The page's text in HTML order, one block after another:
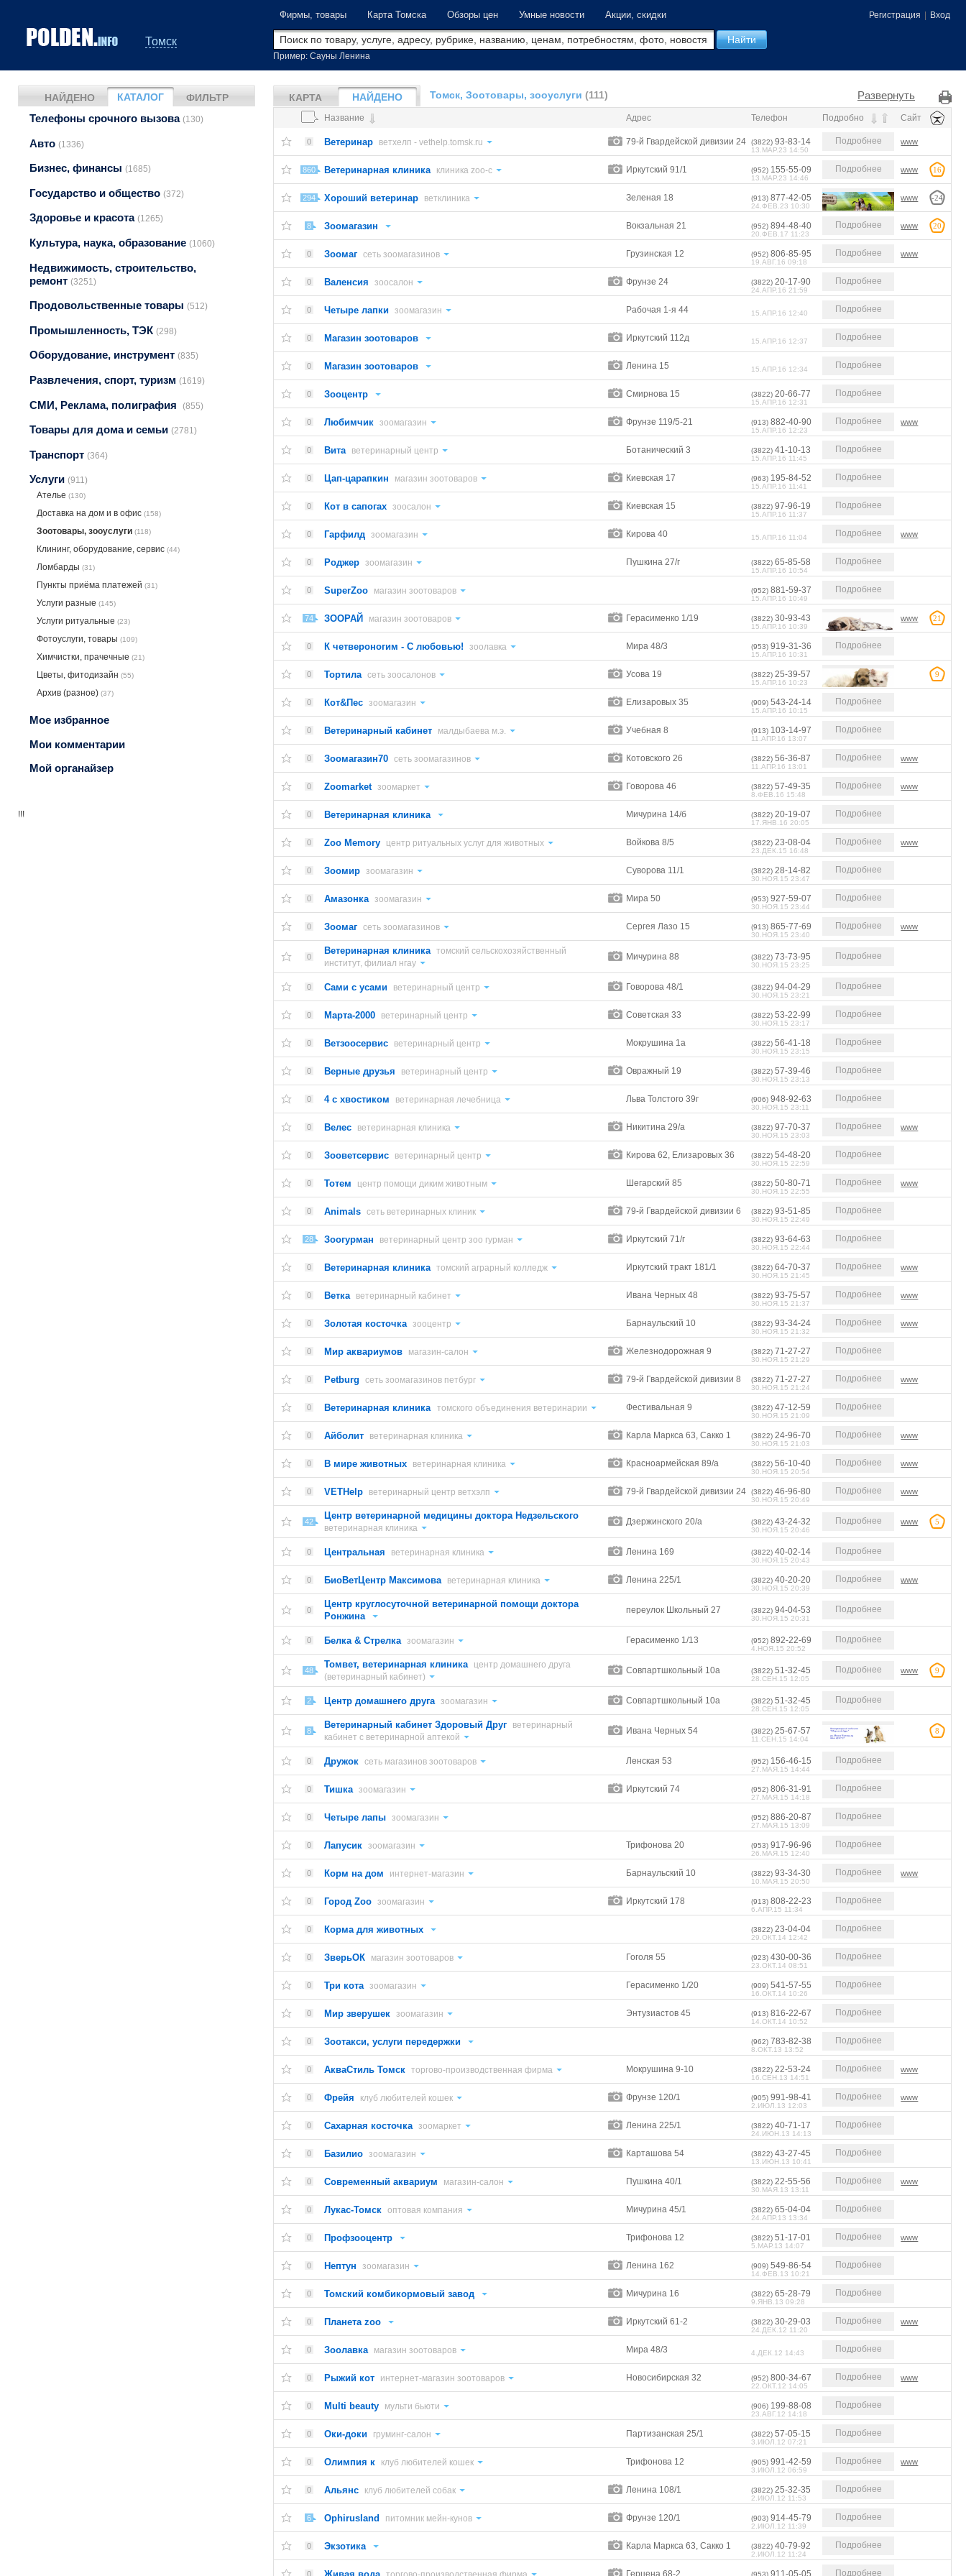
Томск
Регистрация Вход
Фирмы, товары Карта Томска Обзоры цен Умные новости Акции, скидки
Пример: Сауны Ленина
НАЙДЕНО КАТАЛОГ ФИЛЬТР
Телефоны срочного вызова (130)
Авто (1336)
Бизнес, финансы (1685)
Государство и общество (372)
Здоровье и красота (1265)
Культура, наука, образование (1060)
Недвижимость, строительство,
ремонт (3251)
Продовольственные товары (512)
Промышленность, ТЭК (298)
Оборудование, инструмент (835)
Развлечения, спорт, туризм (1619)
СМИ, Реклама, полиграфия (855)
Товары для дома и семьи (2781)
Транспорт (364)
Услуги (911)
Ателье (130)
Доставка на дом и в офис (158)
Зоотовары, зооуслуги (118)
Клининг, оборудование, сервис (44)
Ломбарды (31)
Пункты приёма платежей (31)
Услуги разные (145)
Услуги ритуальные (23)
Фотоуслуги, товары (109)
Химчистки, прачечные (21)
Цветы, фитодизайн (55)
Архив (разное) (37)
Мое избранное
Мои комментарии
Мой органайзер
!!!
Развернуть
КАРТА НАЙДЕНО Томск, Зоотовары, зооуслуги (111)
Название Адрес Телефон Подробно Сайт
0 Ветеринар ветхелп - vethelp.tomsk.ru 79-й Гвардейской дивизии 24 (3822) 93-83-14
13.МАР.23 14:50
Подробнее www
860 Ветеринарная клиника клиника zoo-c Иркутский 91/1 (952) 155-55-09
13.МАР.23 14:46
Подробнее www 16
294 Хороший ветеринар ветклиника Зеленая 18 (913) 877-42-05
24.ФЕВ.23 10:30
www -24
8 Зоомагазин Вокзальная 21 (952) 894-48-40
20.ФЕВ.17 11:23
Подробнее www 20
0 Зоомаг сеть зоомагазинов Грузинская 12 (952) 806-85-95
19.АВГ.16 09:18
Подробнее www
0 Валенсия зоосалон Фрунзе 24 (3822) 20-17-90
24.АПР.16 21:59
Подробнее
0 Четыре лапки зоомагазин Рабочая 1-я 44 15.АПР.16 12:40 Подробнее
0 Магазин зоотоваров Иркутский 112д 15.АПР.16 12:37 Подробнее
0 Магазин зоотоваров Ленина 15 15.АПР.16 12:34 Подробнее
0 Зооцентр Смирнова 15 (3822) 20-66-77
15.АПР.16 12:31
Подробнее
0 Любимчик зоомагазин Фрунзе 119/5-21 (913) 882-40-90
15.АПР.16 12:23
Подробнее www
0 Вита ветеринарный центр Ботанический 3 (3822) 41-10-13
15.АПР.16 11:45
Подробнее
0 Цап-царапкин магазин зоотоваров Киевская 17 (963) 195-84-52
15.АПР.16 11:41
Подробнее
0 Кот в сапогах зоосалон Киевская 15 (3822) 97-96-19
15.АПР.16 11:37
Подробнее
0 Гарфилд зоомагазин Кирова 40 15.АПР.16 11:04 Подробнее www
0 Роджер зоомагазин Пушкина 27/г (3822) 65-85-58
15.АПР.16 10:54
Подробнее
0 SuperZoo магазин зоотоваров (952) 881-59-37
15.АПР.16 10:49
Подробнее
74 ЗООРАЙ магазин зоотоваров Герасименко 1/19 (3822) 30-93-43
15.АПР.16 10:39
www 21
0 К четвероногим - С любовью! зоолавка Мира 48/3 (953) 919-31-36
15.АПР.16 10:31
Подробнее
0 Тортила сеть зоосалонов Усова 19 (3822) 25-39-57
15.АПР.16 10:23
9
0 Кот&Пес зоомагазин Елизаровых 35 (909) 543-24-14
15.АПР.16 10:15
Подробнее
0 Ветеринарный кабинет малдыбаева м.э. Учебная 8 (913) 103-14-97
11.АПР.16 13:07
Подробнее
0 Зоомагазин70 сеть зоомагазинов Котовского 26 (3822) 56-36-87
11.АПР.16 13:01
Подробнее www
0 Zoomarket зоомаркет Говорова 46 (3822) 57-49-35
8.ФЕВ.16 15:48
Подробнее www
0 Ветеринарная клиника Мичурина 14/б (3822) 20-19-07
17.ЯНВ.16 20:05
Подробнее
0 Zoo Memory центр ритуальных услуг для животных Войкова 8/5 (3822) 23-08-04
23.ДЕК.15 16:48
Подробнее www
0 Зоомир зоомагазин Суворова 11/1 (3822) 28-14-82
30.НОЯ.15 23:47
Подробнее
0 Амазонка зоомагазин Мира 50 (953) 927-59-07
30.НОЯ.15 23:44
Подробнее
0 Зоомаг сеть зоомагазинов Сергея Лазо 15 (913) 865-77-69
30.НОЯ.15 23:40
Подробнее www
0
Ветеринарная клиника томский сельскохозяйственный
институт, филиал нгау
Мичурина 88 (3822) 73-73-95
30.НОЯ.15 23:25
Подробнее
0 Сами с усами ветеринарный центр Говорова 48/1 (3822) 94-04-29
30.НОЯ.15 23:21
Подробнее
0 Марта-2000 ветеринарный центр Советская 33 (3822) 53-22-99
30.НОЯ.15 23:17
Подробнее
0 Ветзоосервис ветеринарный центр Мокрушина 1а (3822) 56-41-18
30.НОЯ.15 23:15
Подробнее
0 Верные друзья ветеринарный центр Овражный 19 (3822) 57-39-46
30.НОЯ.15 23:13
Подробнее
0 4 с хвостиком ветеринарная лечебница Льва Толстого 39г (906) 948-92-63
30.НОЯ.15 23:11
Подробнее
0 Велес ветеринарная клиника Никитина 29/а (3822) 97-70-37
30.НОЯ.15 23:03
Подробнее www
0 Зооветсервис ветеринарный центр Кирова 62, Елизаровых 36 (3822) 54-48-20
30.НОЯ.15 22:59
Подробнее
0 Тотем центр помощи диким животным Шегарский 85 (3822) 50-80-71
30.НОЯ.15 22:55
Подробнее www
0 Animals сеть ветеринарных клиник 79-й Гвардейской дивизии 6 (3822) 93-51-85
30.НОЯ.15 22:49
Подробнее
28 Зоогурман ветеринарный центр зоо гурман Иркутский 71/г (3822) 93-64-63
30.НОЯ.15 22:44
Подробнее
0 Ветеринарная клиника томский аграрный колледж Иркутский тракт 181/1 (3822) 64-70-37
30.НОЯ.15 21:45
Подробнее www
0 Ветка ветеринарный кабинет Ивана Черных 48 (3822) 93-75-57
30.НОЯ.15 21:37
Подробнее www
0 Золотая косточка зооцентр Барнаульский 10 (3822) 93-34-24
30.НОЯ.15 21:32
Подробнее www
0 Мир аквариумов магазин-салон Железнодорожная 9 (3822) 71-27-27
30.НОЯ.15 21:29
Подробнее
0 Petburg сеть зоомагазинов петбург 79-й Гвардейской дивизии 8 (3822) 71-27-27
30.НОЯ.15 21:24
Подробнее www
0 Ветеринарная клиника томского объединения ветеринарии Фестивальная 9 (3822) 47-12-59
30.НОЯ.15 21:09
Подробнее
0 Айболит ветеринарная клиника Карла Маркса 63, Сакко 1 (3822) 24-96-70
30.НОЯ.15 21:03
Подробнее www
0 В мире животных ветеринарная клиника Красноармейская 89/а (3822) 56-10-40
30.НОЯ.15 20:54
Подробнее www
0 VETHelp ветеринарный центр ветхэлп 79-й Гвардейской дивизии 24 (3822) 46-96-80
30.НОЯ.15 20:49
Подробнее www
42
Центр ветеринарной медицины доктора Недзельского
ветеринарная клиника
Дзержинского 20/а (3822) 43-24-32
30.НОЯ.15 20:46
Подробнее www 5
0 Центральная ветеринарная клиника Ленина 169 (3822) 40-02-14
30.НОЯ.15 20:43
Подробнее
0 БиоВетЦентр Максимова ветеринарная клиника Ленина 225/1 (3822) 40-20-20
30.НОЯ.15 20:39
Подробнее www
0
Центр круглосуточной ветеринарной помощи доктора
Ронжина
переулок Школьный 27 (3822) 94-04-53
30.НОЯ.15 20:31
Подробнее
0 Белка & Стрелка зоомагазин Герасименко 1/13 (952) 892-22-69
4.НОЯ.15 20:52
Подробнее
48
Томвет, ветеринарная клиника
центр домашнего друга
(ветеринарный кабинет)
Совпартшкольный 10а (3822) 51-32-45
28.СЕН.15 12:05
Подробнее www 9
2 Центр домашнего друга зоомагазин Совпартшкольный 10а (3822) 51-32-45
28.СЕН.15 12:05
Подробнее
8
Ветеринарный кабинет Здоровый Друг
ветеринарный
кабинет с ветеринарной аптекой
Ивана Черных 54 (3822) 25-67-57
11.СЕН.15 14:04
8
0 Дружок сеть магазинов зоотоваров Ленская 53 (952) 156-46-15
27.МАЯ.15 14:44
Подробнее
0 Тишка зоомагазин Иркутский 74 (952) 806-31-91
27.МАЯ.15 14:18
Подробнее
0 Четыре лапы зоомагазин (952) 886-20-87
27.МАЯ.15 13:09
Подробнее
0 Лапусик зоомагазин Трифонова 20 (953) 917-96-96
26.МАЯ.15 12:40
Подробнее
0 Корм на дом интернет-магазин Барнаульский 10 (3822) 93-34-30
10.МАЯ.15 20:50
Подробнее www
0 Город Zoo зоомагазин Иркутский 178 (913) 808-22-23
6.АПР.15 11:34
Подробнее
0 Корма для животных (3822) 23-04-04
29.ОКТ.14 12:42
Подробнее
0 ЗверьОК магазин зоотоваров Гоголя 55 (923) 430-00-36
23.ОКТ.14 08:51
Подробнее
0 Три кота зоомагазин Герасименко 1/20 (909) 541-57-55
16.ОКТ.14 10:26
Подробнее
0 Мир зверушек зоомагазин Энтузиастов 45 (913) 816-22-67
14.ОКТ.14 10:52
Подробнее
0 Зоотакси, услуги передержки (962) 783-82-38
8.ОКТ.13 13:52
Подробнее
0 АкваСтиль Томск торгово-производственная фирма Мокрушина 9-10 (3822) 22-53-24
16.СЕН.13 14:51
Подробнее www
0 Фрейя клуб любителей кошек Фрунзе 120/1 (905) 991-98-41
2.ИЮЛ.13 12:03
Подробнее www
0 Сахарная косточка зоомаркет Ленина 225/1 (3822) 40-71-17
24.ИЮН.13 14:13
Подробнее
0 Базилио зоомагазин Карташова 54 (3822) 43-27-45
13.ИЮН.13 10:41
Подробнее
0 Современный аквариум магазин-салон Пушкина 40/1 (3822) 22-55-56
30.МАЯ.13 13:11
Подробнее www
0 Лукас-Томск оптовая компания Мичурина 45/1 (3822) 65-04-04
24.АПР.13 13:34
Подробнее
0 Профзооцентр Трифонова 12 (3822) 51-17-01
5.МАР.13 14:07
Подробнее www
0 Нептун зоомагазин Ленина 162 (909) 549-86-54
14.ФЕВ.13 10:21
Подробнее
0 Томский комбикормовый завод Мичурина 16 (3822) 65-28-79
9.ЯНВ.13 09:28
Подробнее
0 Планета zoo Иркутский 61-2 (3822) 30-29-03
24.ДЕК.12 11:20
Подробнее www
0 Зоолавка магазин зоотоваров Мира 48/3 4.ДЕК.12 14:43 Подробнее
0 Рыжий кот интернет-магазин зоотоваров Новосибирская 32 (952) 800-34-67
22.ОКТ.12 14:05
Подробнее www
0 Multi beauty мульти бьюти (906) 199-88-08
23.АВГ.12 14:18
Подробнее
0 Оки-доки груминг-салон Партизанская 25/1 (3822) 57-05-15
3.ИЮЛ.12 07:21
Подробнее
0 Олимпия к клуб любителей кошек Трифонова 12 (905) 991-42-59
3.ИЮЛ.12 06:59
Подробнее www
0 Альянс клуб любителей собак Ленина 108/1 (3822) 25-32-35
2.ИЮЛ.12 11:53
Подробнее
6 Ophirusland питомник мейн-кунов Фрунзе 120/1 (903) 914-45-79
2.ИЮЛ.12 11:39
Подробнее
0 Экзотика Карла Маркса 63, Сакко 1 (3822) 40-79-92
2.ИЮЛ.12 11:24
Подробнее
0 Герцена 68-2 (953) 911-05-05 Подробнее